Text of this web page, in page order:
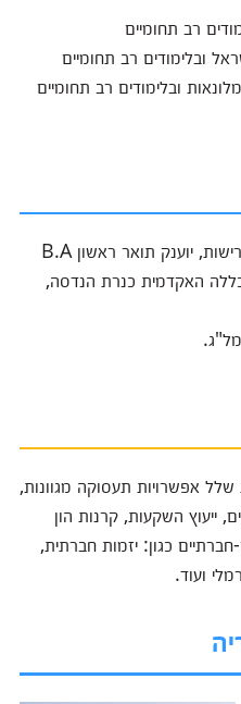
למסיימי הלימודים שיעמדו בכל הדרישות, יוענק תואר ראשון B.A
האקדמית כנרת הנדסה,
שלל אפשרויות תעסוקה מגוונות,
ייעוץ השקעות, קרנות הון
חברתיים כגון: יזמות חברתית,
ועוד.